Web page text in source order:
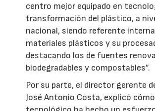
centro mejor equipado en
transformación del plástico, a
nacional, siendo referente
materiales plásticos y su
destacando los de fuentes
biodegradables y compostables”.
Por su parte, el director gerente
José Antonio Costa, explicó